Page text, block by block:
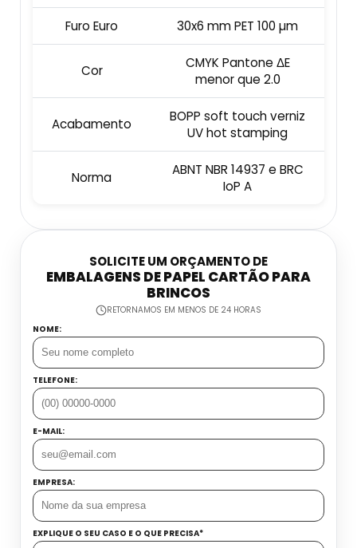
Cosméticos
Embalagens Em Papel Cartão Para
Produtos De Informática
Embalagens Em Papel Cartão Para Ração
Embalagens Em Papel Cartão Para Roupas
Embalagens Personalizadas Papel Cartão
Fábrica De Embalagens De Papel Cartão
Onde Comprar Embalagem Papel Cartão
Calendários De Mesa Personalizados Para
Empresas
Comprar Calendario De Mesa Personalizado
Onde Comprar Calendario De Mesa
Furo Euro 30x6 mm PET 100 µm
Cor
CMYK Pantone ΔE
menor que 2.0
Acabamento
BOPP soft touch verniz
UV hot stamping
Norma
ABNT NBR 14937 e BRC
IoP A
SOLICITE UM ORÇAMENTO DE
EMBALAGENS DE PAPEL CARTÃO PARA
BRINCOS
RETORNAMOS EM MENOS DE 24 HORAS
NOME:
TELEFONE:
E-MAIL:
EMPRESA:
EXPLIQUE O SEU CASO E O QUE PRECISA*